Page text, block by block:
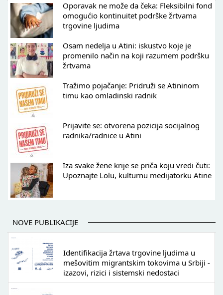
Oporavak ne može da čeka: Fleksibilni fond
omogućio kontinuitet podrške žrtvama
trgovine ljudima
Osam nedelja u Atini: iskustvo koje je
promenilo način na koji razumem podršku
žrtvama
Tražimo pojačanje: Pridruži se Atininom
timu kao omladinski radnik
Prijavite se: otvorena pozicija socijalnog
radnika/radnice u Atini
Iza svake žene krije se priča koju vredi čuti:
Upoznajte Lolu, kulturnu medijatorku Atine
NOVE PUBLIKACIJE
Identifikacija žrtava trgovine ljudima u
mešovitim migrantskim tokovima u Srbiji -
izazovi, rizici i sistemski nedostaci